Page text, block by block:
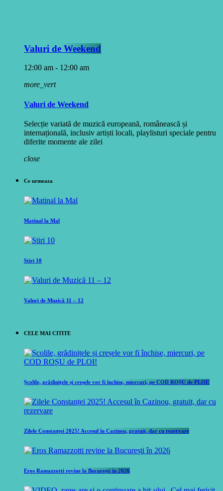
Valuri de Weekend
12:00 am - 12:00 am
more_vert
Valuri de Weekend
Selecție variată de muzică europeană, românească și
internațională, inclusiv artiști locali, playlisturi speciale pentru
diferite momente ale zilei
close
Ce urmeaza
Matinal la Mal
Stiri 10
Valuri de Muzică 11 – 12
CELE MAI CITITE
Școlile, grădinițele și creșele vor fi închise, miercuri, pe COD ROȘU de PLOI!
Zilele Constanței 2025! Accesul în Cazinou, gratuit, dar cu rezervare
Eros Ramazzotti revine la București în 2026